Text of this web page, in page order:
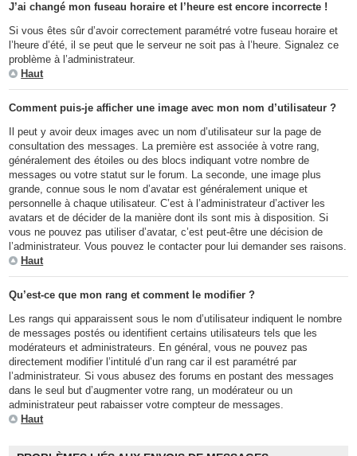
J’ai changé mon fuseau horaire et l’heure est encore incorrecte !
Si vous êtes sûr d’avoir correctement paramétré votre fuseau horaire et
l’heure d’été, il se peut que le serveur ne soit pas à l’heure. Signalez ce
problème à l’administrateur.
Haut
Comment puis-je afficher une image avec mon nom d’utilisateur ?
Il peut y avoir deux images avec un nom d’utilisateur sur la page de
consultation des messages. La première est associée à votre rang,
généralement des étoiles ou des blocs indiquant votre nombre de
messages ou votre statut sur le forum. La seconde, une image plus
grande, connue sous le nom d’avatar est généralement unique et
personnelle à chaque utilisateur. C’est à l’administrateur d’activer les
avatars et de décider de la manière dont ils sont mis à disposition. Si
vous ne pouvez pas utiliser d’avatar, c’est peut-être une décision de
l’administrateur. Vous pouvez le contacter pour lui demander ses raisons.
Haut
Qu’est-ce que mon rang et comment le modifier ?
Les rangs qui apparaissent sous le nom d’utilisateur indiquent le nombre
de messages postés ou identifient certains utilisateurs tels que les
modérateurs et administrateurs. En général, vous ne pouvez pas
directement modifier l’intitulé d’un rang car il est paramétré par
l’administrateur. Si vous abusez des forums en postant des messages
dans le seul but d’augmenter votre rang, un modérateur ou un
administrateur peut rabaisser votre compteur de messages.
Haut